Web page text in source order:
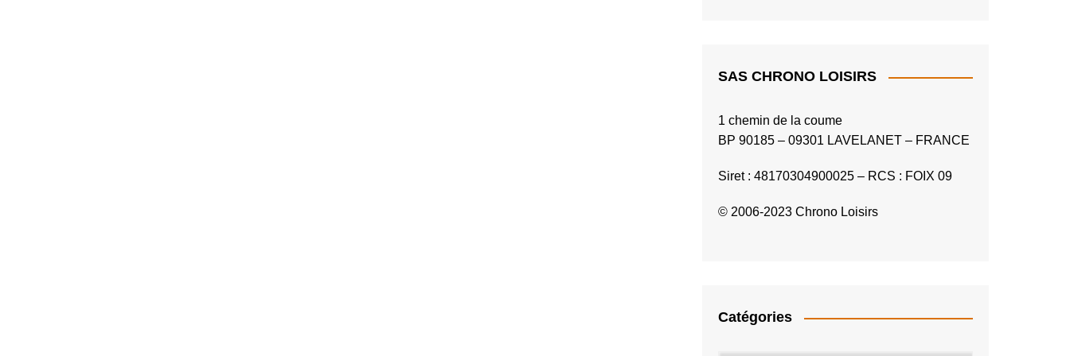
SAS CHRONO LOISIRS
1 chemin de la coume
BP 90185 – 09301 LAVELANET – FRANCE
Siret : 48170304900025 – RCS : FOIX 09
© 2006-2023 Chrono Loisirs
Catégories